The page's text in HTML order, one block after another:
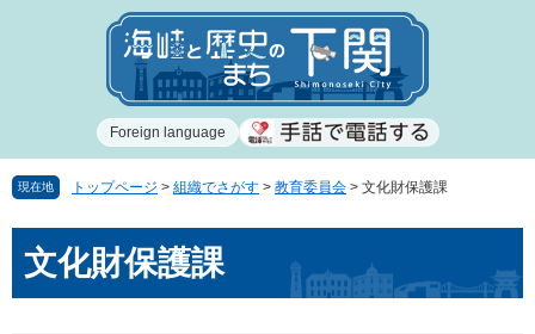
で
ば
Foreign language
現在地 トップページ > 組織でさがす > 教育委員会 > 文化財保護課
文化財保護課